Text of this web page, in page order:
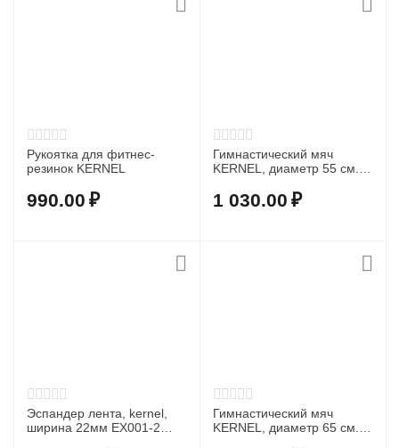
Рукоятка для фитнес-
резинок KERNEL
990.00 ₽
Гимнастический мяч
KERNEL, диаметр 55 см.
1 030.00 ₽
Эспандер лента, kernel,
ширина 22мм EX001-2
Гимнастический мяч
KERNEL, диаметр 65 см.